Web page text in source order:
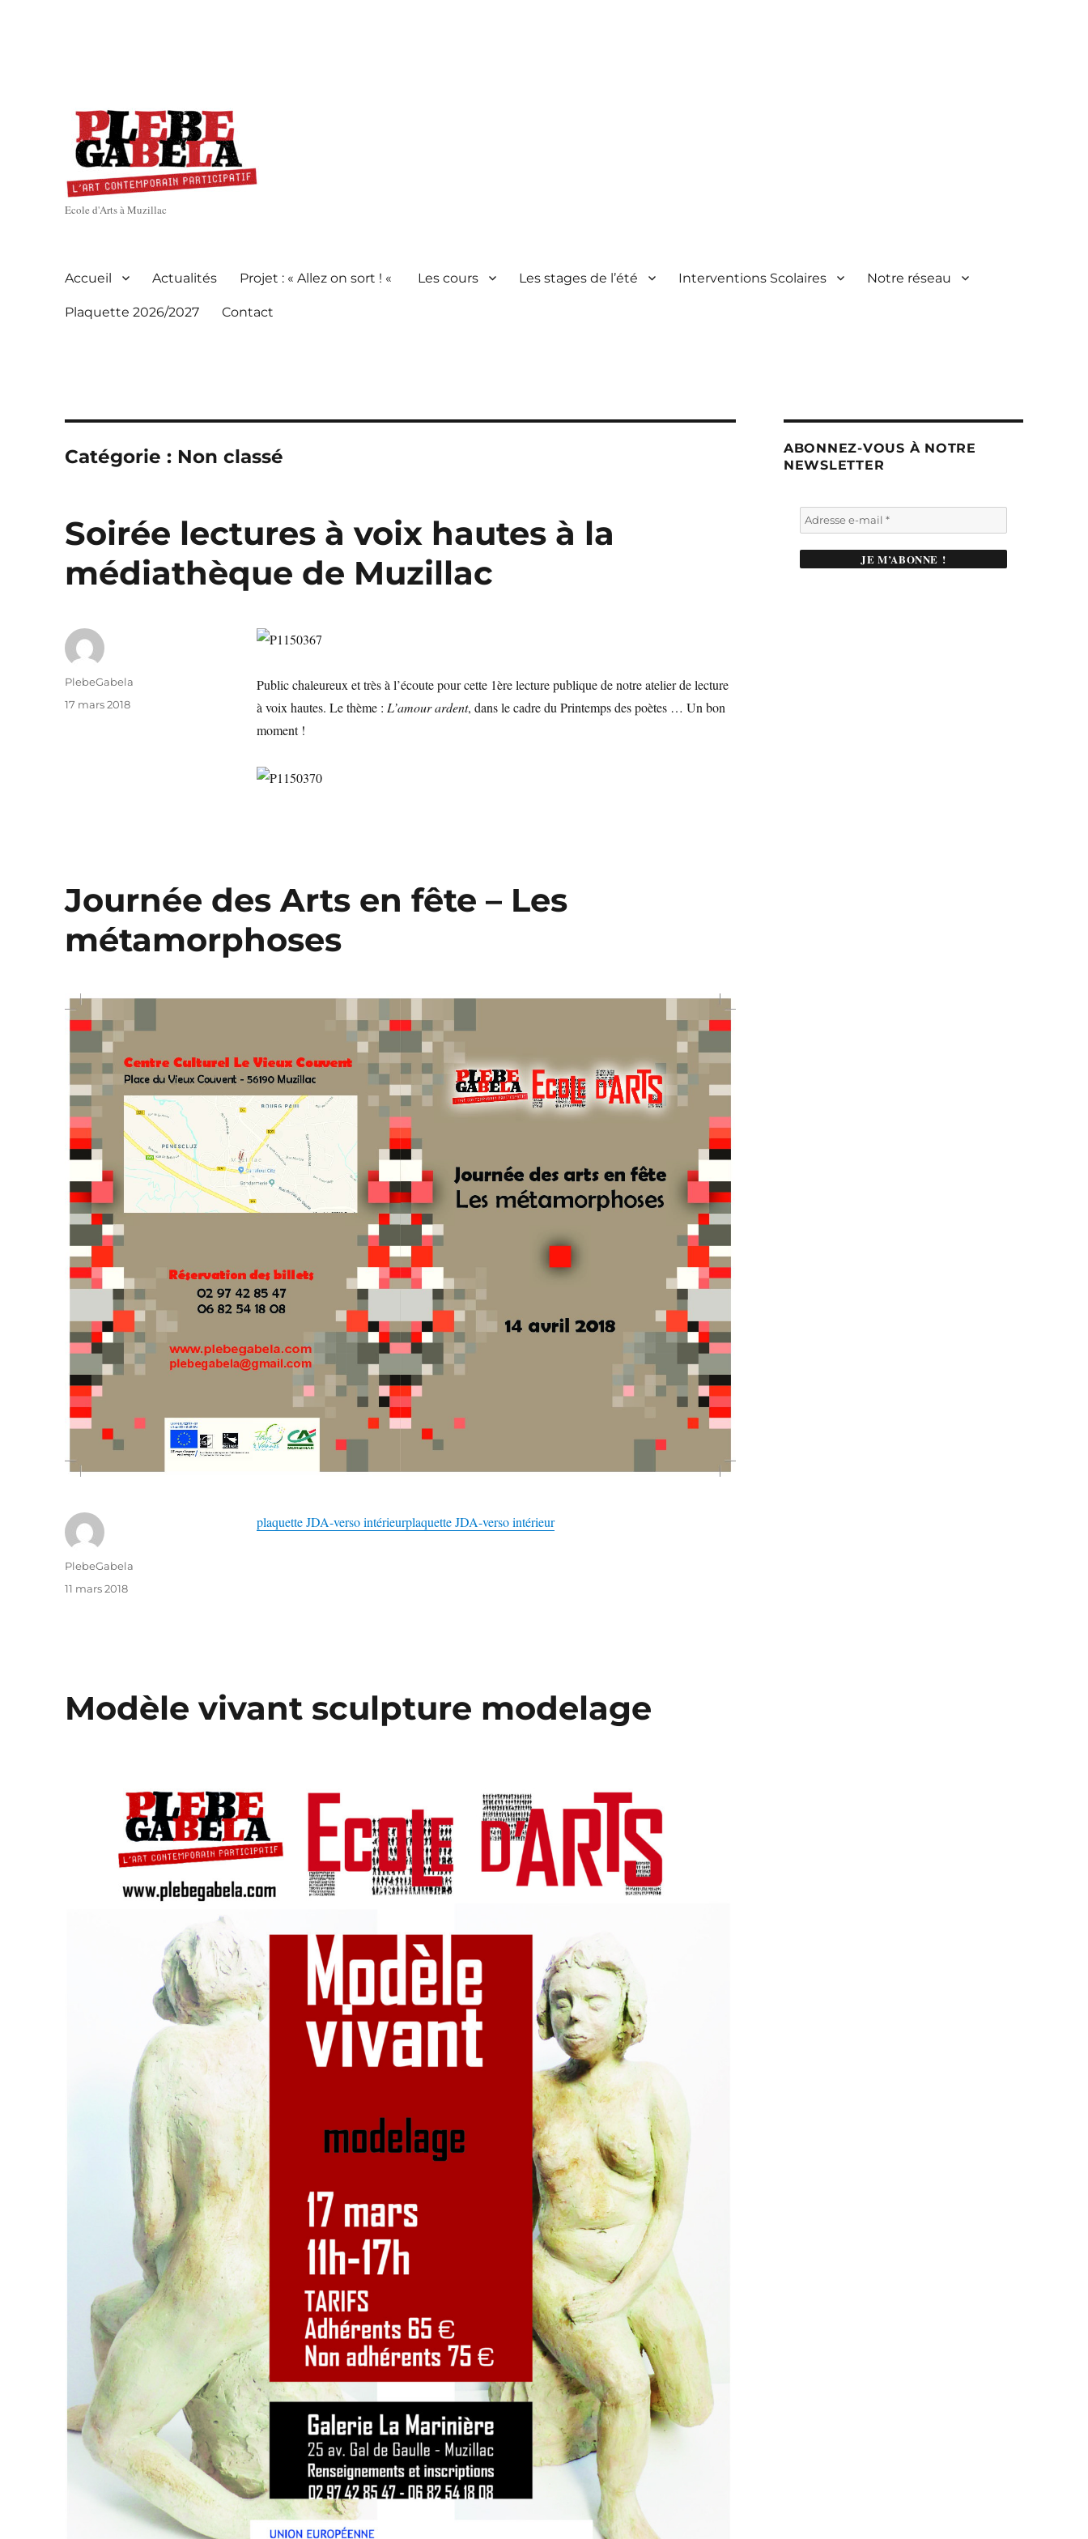
Ecole d'Arts à Muzillac
Accueil Actualités Projet : « Allez on sort ! « Les cours Les stages de l’été Interventions Scolaires Notre réseau
Plaquette 2026/2027 Contact
Catégorie : Non classé
Soirée lectures à voix hautes à la
médiathèque de Muzillac
Public chaleureux et très à l’écoute pour cette 1ère lecture publique de notre atelier de lecture
à voix hautes. Le thème : L’amour ardent, dans le cadre du Printemps des poètes … Un bon
moment !
Auteur
PlebeGabela
Publié
17 mars 2018
Journée des Arts en fête – Les
métamorphoses
plaquette JDA-verso intérieurplaquette JDA-verso intérieur
Auteur
PlebeGabela
Publié
11 mars 2018
Modèle vivant sculpture modelage
ABONNEZ-VOUS À NOTRE
NEWSLETTER